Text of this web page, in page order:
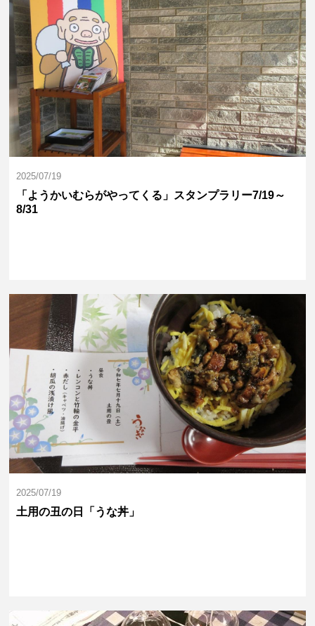
2025/07/19
「ようかいむらがやってくる」スタンプラリー7/19～
8/31
2025/07/19
土用の丑の日「うな丼」